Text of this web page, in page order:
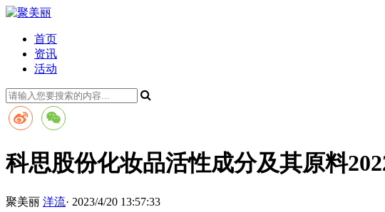
首页
资讯
活动
科思股份化妆品活性成分及其原料
聚美丽 洋流· 2023/4/20 13:57:33